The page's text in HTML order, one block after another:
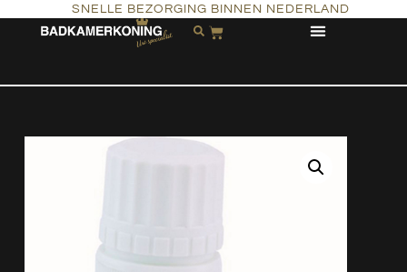
SNELLE BEZORGING BINNEN NEDERLAND